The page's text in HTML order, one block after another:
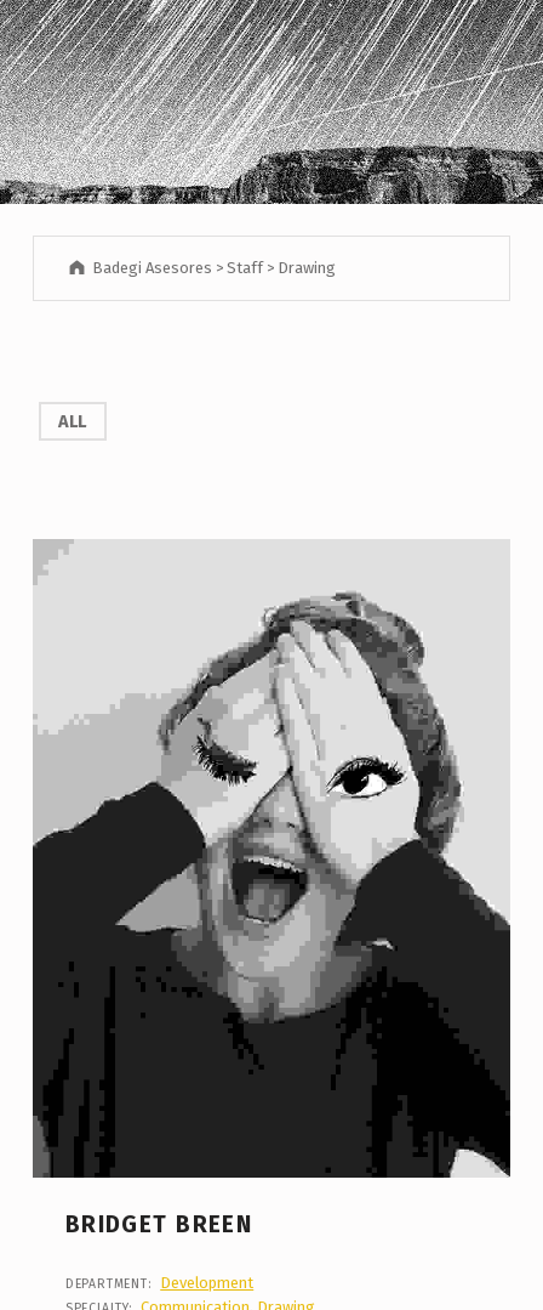
Badegi Asesores >Staff> Drawing
ALL
BRIDGET BREEN
DEPARTMENT: Development